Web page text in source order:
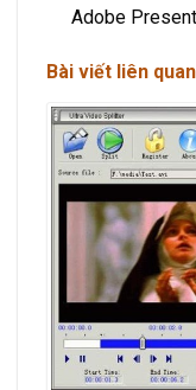
Adobe
Bài viết liên